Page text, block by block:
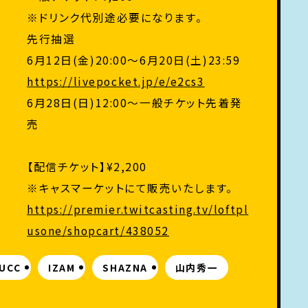
※ドリンク代別途必要になります。
先行抽選
6月12日(金)20:00～6月20日(土)23:59
https://livepocket.jp/e/e2cs3
6月28日(日)12:00～一般チケット先着発
売
【配信チケット】¥2,200
※キャスマーケットにて販売いたします。
https://premier.twitcasting.tv/loftpl
usone/shopcart/438052
IZAM SHAZNA 山内秀一